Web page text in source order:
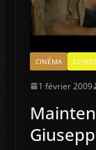
CINÉMA
1 février 2009